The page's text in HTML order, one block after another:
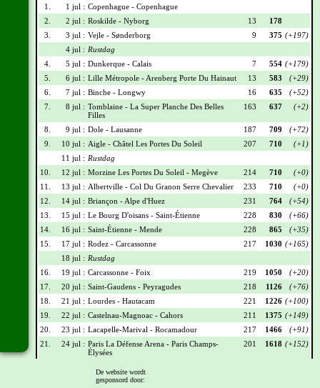
1. 1 jul : Copenhague - Copenhague
2.
2 jul : Roskilde - Nyborg 13
178
3.
3 jul : Vejle - Sønderborg 9 375 (+197)
4 jul : Rustdag
4.
5 jul : Dunkerque - Calais 7 554 (+179)
5.
6 jul : Lille Métropole - Arenberg Porte Du Hainaut 13 583
(+29)
6.
7 jul : Binche - Longwy 16 635
(+52)
7.
8 jul : Tomblaine - La Super Planche Des Belles
Filles
163 637 (+2)
8. 9 jul : Dole - Lausanne 187 709
(+72)
9.
10 jul : Aigle - Châtel Les Portes Du Soleil 207 710
(+1)
11 jul : Rustdag
10.
12 jul : Morzine Les Portes Du Soleil - Megève 214 710
(+0)
11.
13 jul : Albertville - Col Du Granon Serre Chevalier 233 710
(+0)
12.
14 jul : Briançon - Alpe d'Huez 231 764
(+54)
13.
15 jul : Le Bourg D'oisans - Saint-Étienne 228 830
(+66)
14.
16 jul : Saint-Étienne - Mende 228 865
(+35)
15.
17 jul : Rodez - Carcassonne 217 1030 (+165)
18 jul : Rustdag
16.
19 jul : Carcassonne - Foix 219 1050
(+20)
17.
20 jul : Saint-Gaudens - Peyragudes 218 1126
(+76)
18.
21 jul : Lourdes - Hautacam 221 1226 (+100)
19.
22 jul : Castelnau-Magnoac - Cahors 211 1375 (+149)
20.
23 jul : Lacapelle-Marival - Rocamadour 217 1466
(+91)
21.
24 jul : Paris La Défense Arena - Paris Champs-
Élysées
201 1618 (+152)
Wielrennerslijst
De website wordt
gesponsord door: